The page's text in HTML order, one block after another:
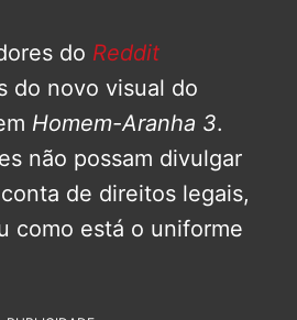
do Reddit
do novo visual do
Homem-Aranha 3.
não possam divulgar
de direitos legais,
como está o uniforme